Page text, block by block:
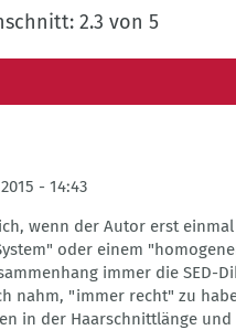
2.3 von 5
- 14:43
wenn der Autor erst
oder einem
immer die SED-
nahm, "immer recht" zu
in der Haarschnittlänge